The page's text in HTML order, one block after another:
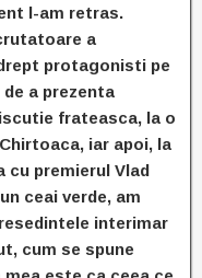
l-am retras.
a
protagonisti pe
a prezenta
frateasca, la o
iar apoi, la
premierul Vlad
ceai verde, am
interimar
cum se spune